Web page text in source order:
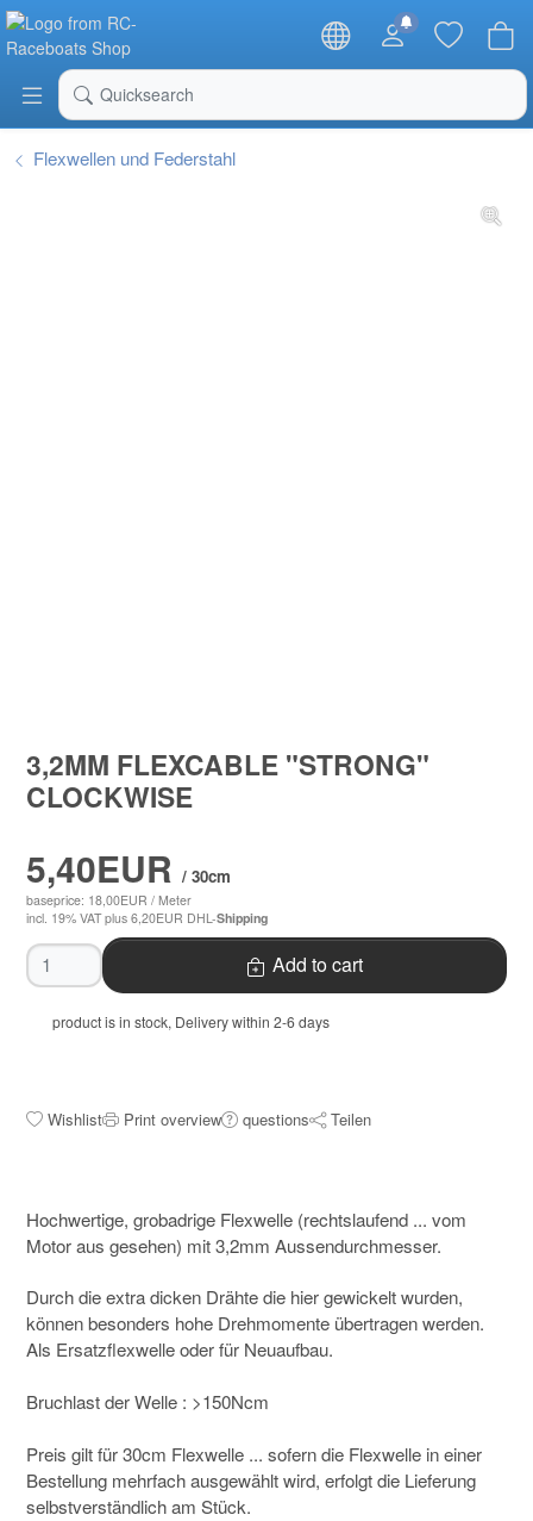
RC-Raceboats Shop
Quicksearch
Flexwellen und Federstahl
3,2MM FLEXCABLE "STRONG"
CLOCKWISE
5,40EUR / 30cm
baseprice: 18,00EUR / Meter
incl. 19% VAT plus 6,20EUR DHL-Shipping
Quantity
Add to cart
product is in stock, Delivery within 2-6 days
Wishlist Print overview questions Teilen
Hochwertige, grobadrige Flexwelle (rechtslaufend ... vom
Motor aus gesehen) mit 3,2mm Aussendurchmesser.
Durch die extra dicken Drähte die hier gewickelt wurden,
können besonders hohe Drehmomente übertragen werden.
Als Ersatzflexwelle oder für Neuaufbau.
Bruchlast der Welle : >150Ncm
Preis gilt für 30cm Flexwelle ... sofern die Flexwelle in einer
Bestellung mehrfach ausgewählt wird, erfolgt die Lieferung
selbstverständlich am Stück.